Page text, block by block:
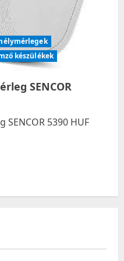
készülékek
SENCOR
SENCOR 5390 HUF